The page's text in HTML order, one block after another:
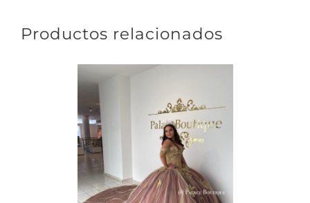
Productos relacionados